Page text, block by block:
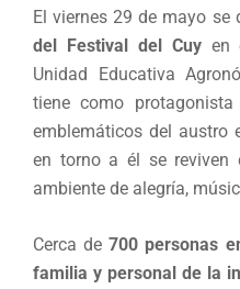
El viernes 29 de mayo se
del Festival del Cuyen
Unidad Educativa
tiene como
emblemáticos del austro
en torno a él se reviven
ambiente de alegría,
Cerca de700 personas
familia y personal de la